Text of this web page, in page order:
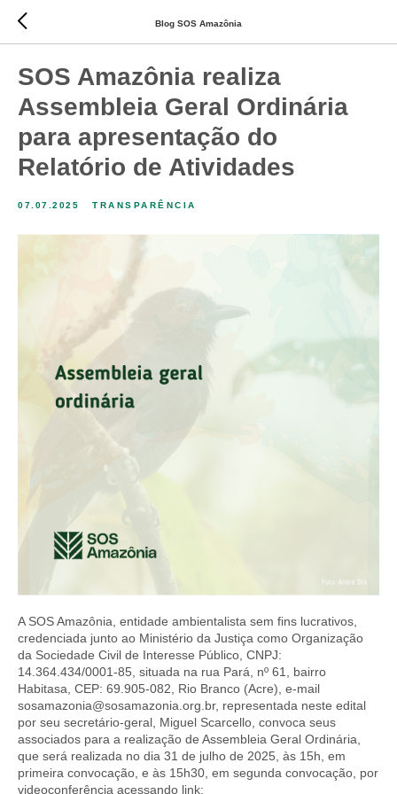
Blog SOS Amazônia
SOS Amazônia realiza
Assembleia Geral Ordinária
para apresentação do
Relatório de Atividades
07.07.2025 TRANSPARÊNCIA
A SOS Amazônia, entidade ambientalista sem fins lucrativos,
credenciada junto ao Ministério da Justiça como Organização
da Sociedade Civil de Interesse Público, CNPJ:
14.364.434/0001-85, situada na rua Pará, nº 61, bairro
Habitasa, CEP: 69.905-082, Rio Branco (Acre), e-mail
sosamazonia@sosamazonia.org.br, representada neste edital
por seu secretário-geral, Miguel Scarcello, convoca seus
associados para a realização de Assembleia Geral Ordinária,
que será realizada no dia 31 de julho de 2025, às 15h, em
primeira convocação, e às 15h30, em segunda convocação, por
videoconferência acessando link: